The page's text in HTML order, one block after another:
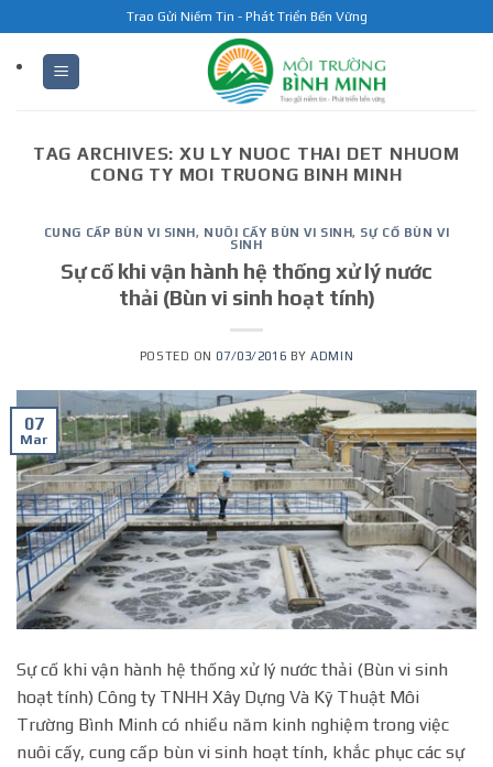
to
content
Trao Gửi Niềm Tin - Phát Triển Bền Vững
TAG ARCHIVES:XU LY NUOC THAI DET NHUOM
CONG TY MOI TRUONG BINH MINH
CUNG CẤP BÙN VI SINH, NUÔI CẤY BÙN VI SINH, SỰ CỐ BÙN VI
SINH
Sự cố khi vận hành hệ thống xử lý nước
thải (Bùn vi sinh hoạt tính)
POSTED ON 07/03/2016 BYADMIN
07
Mar
Sự cố khi vận hành hệ thống xử lý nước thải (Bùn vi sinh
hoạt tính) Công ty TNHH Xây Dựng Và Kỹ Thuật Môi
Trường Bình Minh có nhiều năm kinh nghiệm trong việc
nuôi cấy, cung cấp bùn vi sinh hoạt tính, khắc phục các sự